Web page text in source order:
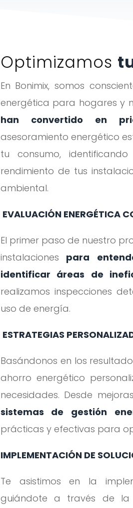
Optimizamos
En Bonimix, somos
energética para hogares y
han convertido en
asesoramiento energético
tu consumo,
rendimiento de tus
ambiental.
EVALUACIÓN ENERGÉTICA
El primer paso de nuestro
instalaciones para
identificar áreas de
realizamos inspecciones
uso de energía.
ESTRATEGIAS
Basándonos en los
ahorro energético
necesidades. Desde
sistemas de gestión
prácticas y efectivas para
IMPLEMENTACIÓN DE
Te asistimos en la
guiándote a través de la